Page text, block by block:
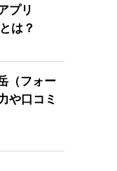
プリ
は？
（フォー
や口コミ